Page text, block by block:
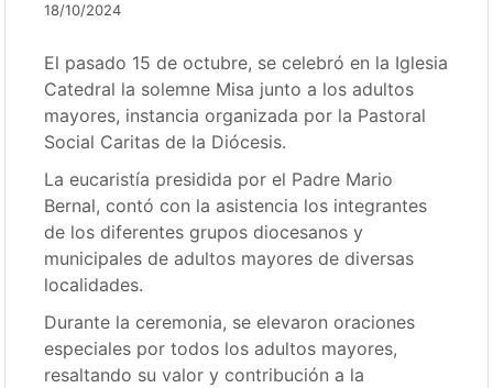
18/10/2024
El pasado 15 de octubre, se celebró en la Iglesia
Catedral la solemne Misa junto a los adultos
mayores, instancia organizada por la Pastoral
Social Caritas de la Diócesis.
La eucaristía presidida por el Padre Mario
Bernal, contó con la asistencia los integrantes
de los diferentes grupos diocesanos y
municipales de adultos mayores de diversas
localidades.
Durante la ceremonia, se elevaron oraciones
especiales por todos los adultos mayores,
resaltando su valor y contribución a la